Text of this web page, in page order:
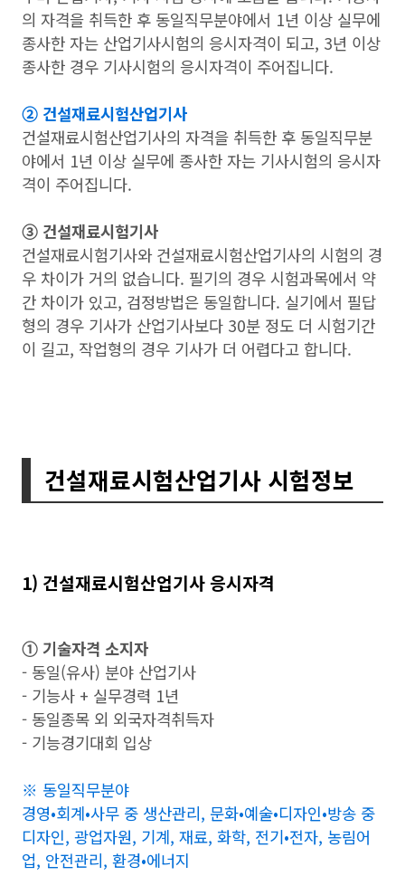
의 자격을 취득한 후 동일직무분야에서 1년 이상 실무에
종사한 자는 산업기사시험의 응시자격이 되고, 3년 이상
종사한 경우 기사시험의 응시자격이 주어집니다.
➁ 건설재료시험산업기사
건설재료시험산업기사의 자격을 취득한 후 동일직무분
야에서 1년 이상 실무에 종사한 자는 기사시험의 응시자
격이 주어집니다.
➂ 건설재료시험기사
건설재료시험기사와 건설재료시험산업기사의 시험의 경
우 차이가 거의 없습니다. 필기의 경우 시험과목에서 약
간 차이가 있고, 검정방법은 동일합니다. 실기에서 필답
형의 경우 기사가 산업기사보다 30분 정도 더 시험기간
이 길고, 작업형의 경우 기사가 더 어렵다고 합니다.
건설재료시험산업기사 시험정보
1) 건설재료시험산업기사 응시자격
➀ 기술자격 소지자
- 동일(유사) 분야 산업기사
- 기능사 + 실무경력 1년
- 동일종목 외 외국자격취득자
- 기능경기대회 입상
※ 동일직무분야
경영•회계•사무 중 생산관리, 문화•예술•디자인•방송 중
디자인, 광업자원, 기계, 재료, 화학, 전기•전자, 농림어
업, 안전관리, 환경•에너지